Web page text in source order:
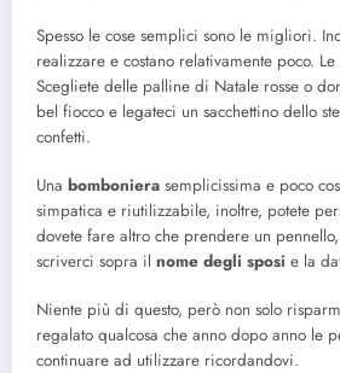
Spesso le cose semplici sono le migliori.
realizzare e costano relativamente poco.
Scegliete delle palline di Natale rosse o
bel fiocco e legateci un sacchettino dello
confetti.
Una bomboniera semplicissima e poco
simpatica e riutilizzabile, inoltre, potete
dovete fare altro che prendere un
scriverci sopra il nome degli sposi e la
Niente più di questo, però non solo
regalato qualcosa che anno dopo anno le
continuare ad utilizzare ricordandovi.